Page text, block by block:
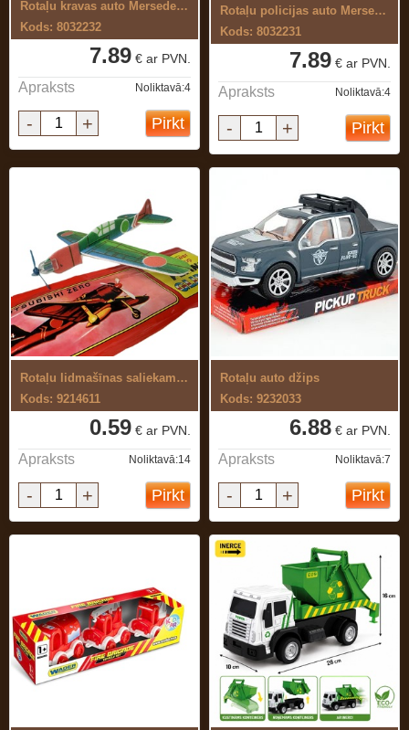
Rotaļu kravas auto Mersedes-Benz ...
Kods: 8032232
7.89 € ar PVN.
Apraksts Noliktavā:4
- + Pirkt
Rotaļu policijas auto Mersedes-Benz ...
Kods: 8032231
7.89 € ar PVN.
Apraksts Noliktavā:4
- + Pirkt
Rotaļu lidmašīnas saliekams modelis
Kods: 9214611
0.59 € ar PVN.
Apraksts Noliktavā:14
- + Pirkt
Rotaļu auto džips
Kods: 9232033
6.88 € ar PVN.
Apraksts Noliktavā:7
- + Pirkt